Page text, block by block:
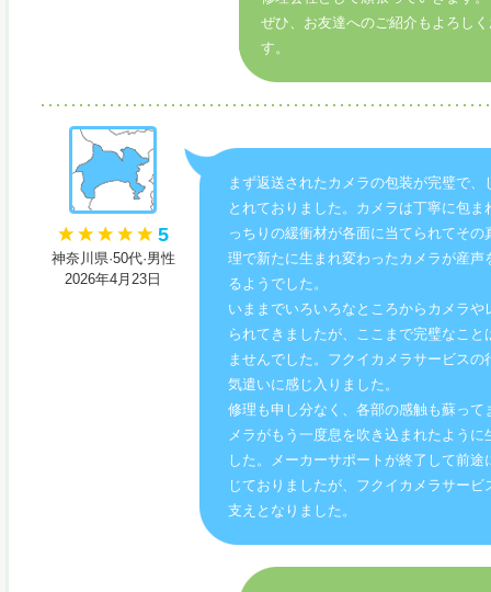
ぜひ、お友達へのご紹介もよろし
す。
5
神奈川県·50代·男性
2026年4月23日
まず返送されたカメラの包装が完璧で、
とれておりました。カメラは丁寧に包ま
っちりの緩衝材が各面に当てられてその
理で新たに生まれ変わったカメラが産声
るようでした。
いままでいろいろなところからカメラや
られてきましたが、ここまで完璧なこと
ませんでした。フクイカメラサービスの
気遣いに感じ入りました。
修理も申し分なく、各部の感触も蘇って
メラがもう一度息を吹き込まれたように
した。メーカーサポートが終了して前途
じておりましたが、フクイカメラサービ
支えとなりました。